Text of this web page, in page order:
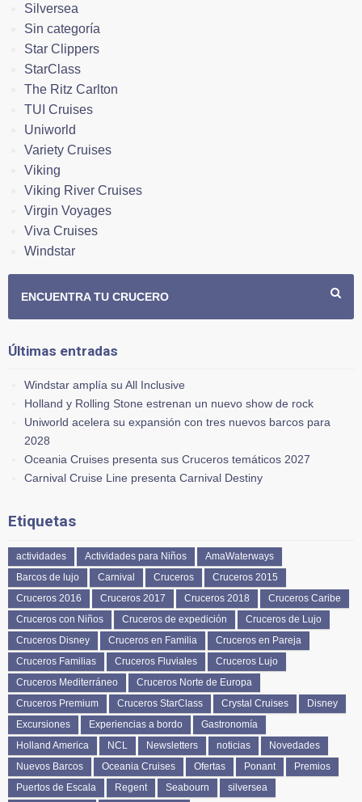
Silversea
Sin categoría
Star Clippers
StarClass
The Ritz Carlton
TUI Cruises
Uniworld
Variety Cruises
Viking
Viking River Cruises
Virgin Voyages
Viva Cruises
Windstar
ENCUENTRA TU CRUCERO
Últimas entradas
Windstar amplía su All Inclusive
Holland y Rolling Stone estrenan un nuevo show de rock
Uniworld acelera su expansión con tres nuevos barcos para
2028
Oceania Cruises presenta sus Cruceros temáticos 2027
Carnival Cruise Line presenta Carnival Destiny
Etiquetas
actividades Actividades para Niños
AmaWaterways
Barcos de lujo
Carnival Cruceros
Cruceros 2015
Cruceros 2016
Cruceros 2017 Cruceros 2018
Cruceros Caribe
Cruceros con Niños
Cruceros de expedición
Cruceros de Lujo
Cruceros Disney
Cruceros en Familia
Cruceros en Pareja
Cruceros Familias
Cruceros Fluviales
Cruceros Lujo
Cruceros Mediterráneo
Cruceros Norte de Europa
Cruceros Premium
Cruceros StarClass Crystal Cruises
Disney
Excursiones
Experiencias a bordo
Gastronomía
Holland America
NCL Newsletters noticias
Novedades
Nuevos Barcos
Oceania Cruises Ofertas Ponant
Premios
Puertos de Escala
Regent Seabourn
silversea